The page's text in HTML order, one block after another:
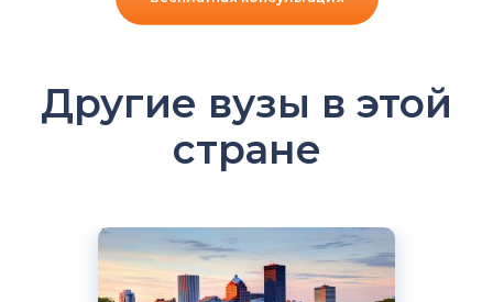
Другие вузы в этой
стране
Английский
Нью-Йорк, США
Частный